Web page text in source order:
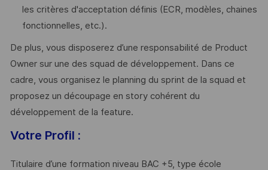
les critères d'acceptation définis (ECR, modèles, chaines
fonctionnelles, etc.).
De plus, vous disposerez d’une responsabilité de Product
Owner sur une des squad de développement. Dans ce
cadre, vous organisez le planning du sprint de la squad et
proposez un découpage en story cohérent du
développement de la feature.
Votre Profil :
Titulaire d’une formation niveau BAC +5, type école